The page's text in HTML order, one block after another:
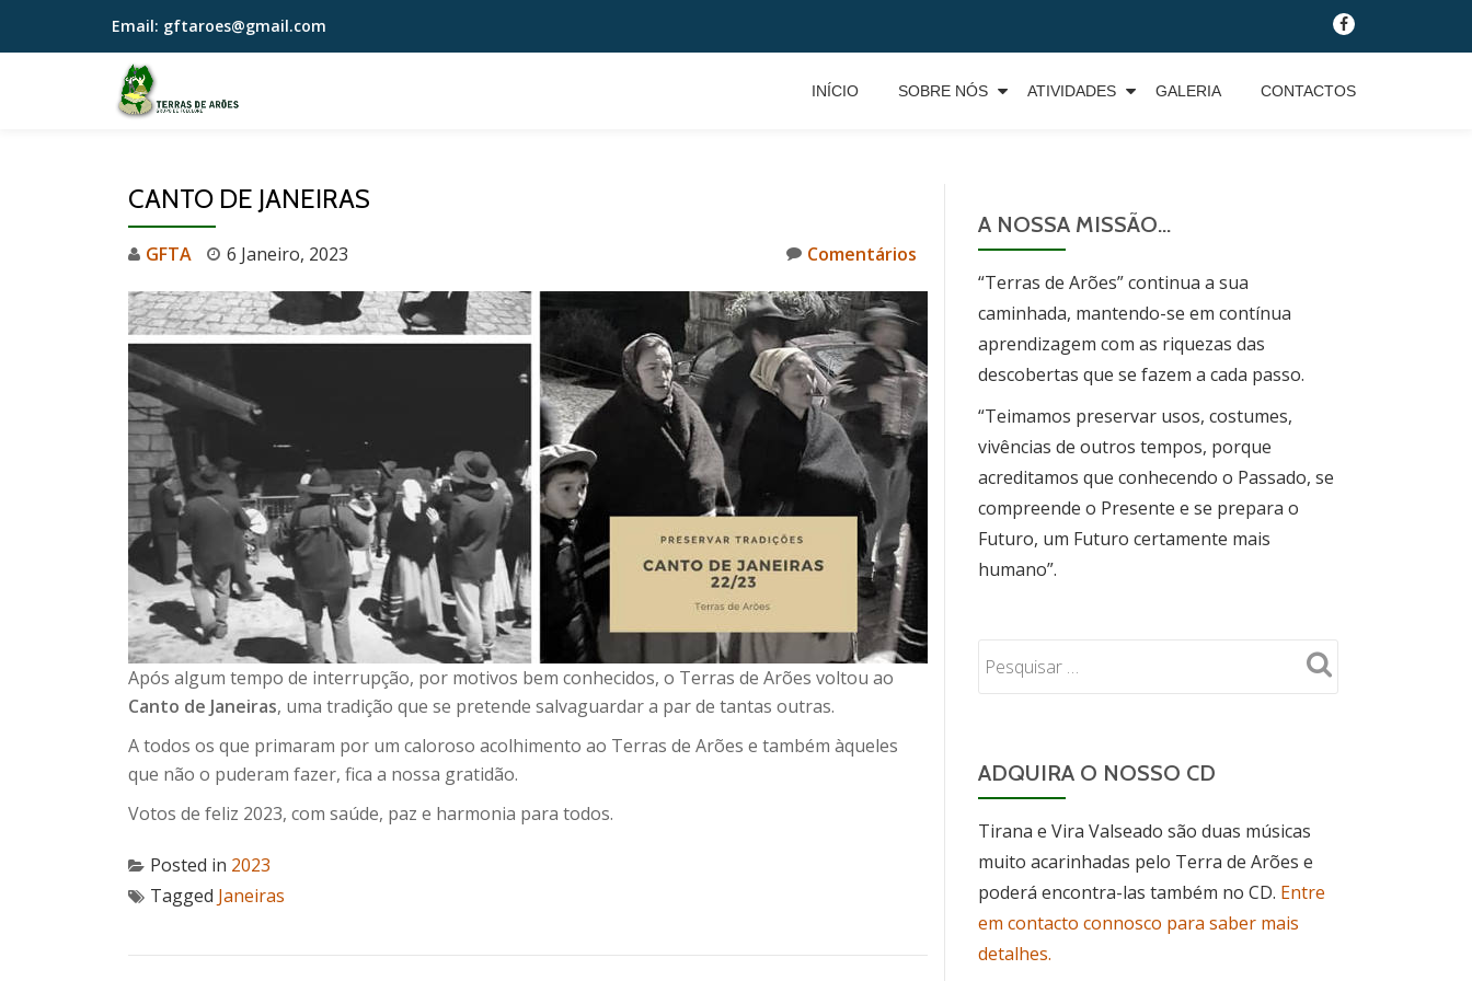
Skip
Email: gftaroes@gmail.com
fa-
facebook
INÍCIO SOBRE NÓS ATIVIDADES GALERIA CONTACTOS
CANTO DE JANEIRAS
GFTA 6 Janeiro, 2023 Comentários
Após algum tempo de interrupção, por motivos bem conhecidos, o Terras de Arões voltou ao
Canto de Janeiras, uma tradição que se pretende salvaguardar a par de tantas outras.
A todos os que primaram por um caloroso acolhimento ao Terras de Arões e também àqueles
que não o puderam fazer, fica a nossa gratidão.
Votos de feliz 2023, com saúde, paz e harmonia para todos.
Posted in 2023
Tagged Janeiras
A NOSSA MISSÃO…
“Terras de Arões” continua a sua
caminhada, mantendo-se em contínua
aprendizagem com as riquezas das
descobertas que se fazem a cada passo.
“Teimamos preservar usos, costumes,
vivências de outros tempos, porque
acreditamos que conhecendo o Passado, se
compreende o Presente e se prepara o
Futuro, um Futuro certamente mais
humano”.
ADQUIRA O NOSSO CD
Tirana e Vira Valseado são duas músicas
muito acarinhadas pelo Terra de Arões e
poderá encontra-las também no CD. Entre
em contacto connosco para saber mais
detalhes.